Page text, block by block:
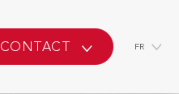
CONTACT FR